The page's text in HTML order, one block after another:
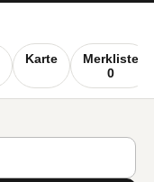
Karte
Merkliste
0